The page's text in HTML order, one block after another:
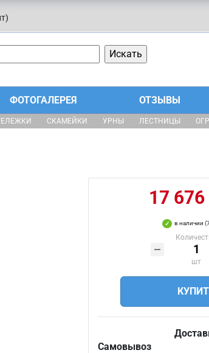
ФОТОГАЛЕРЕЯ ОТЗЫВЫ
СКАМЕЙКИ УРНЫ ЛЕСТНИЦЫ
17 676
в наличии
шт
Самовывоз